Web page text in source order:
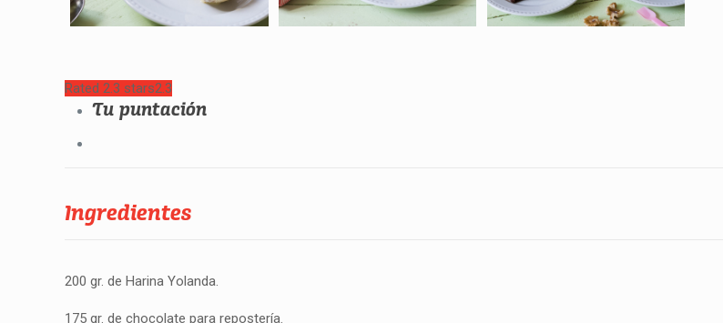
Rated 2.3 stars2.3
Tu puntación
Ingredientes
200 gr. de Harina Yolanda.
175 gr. de chocolate para repostería.